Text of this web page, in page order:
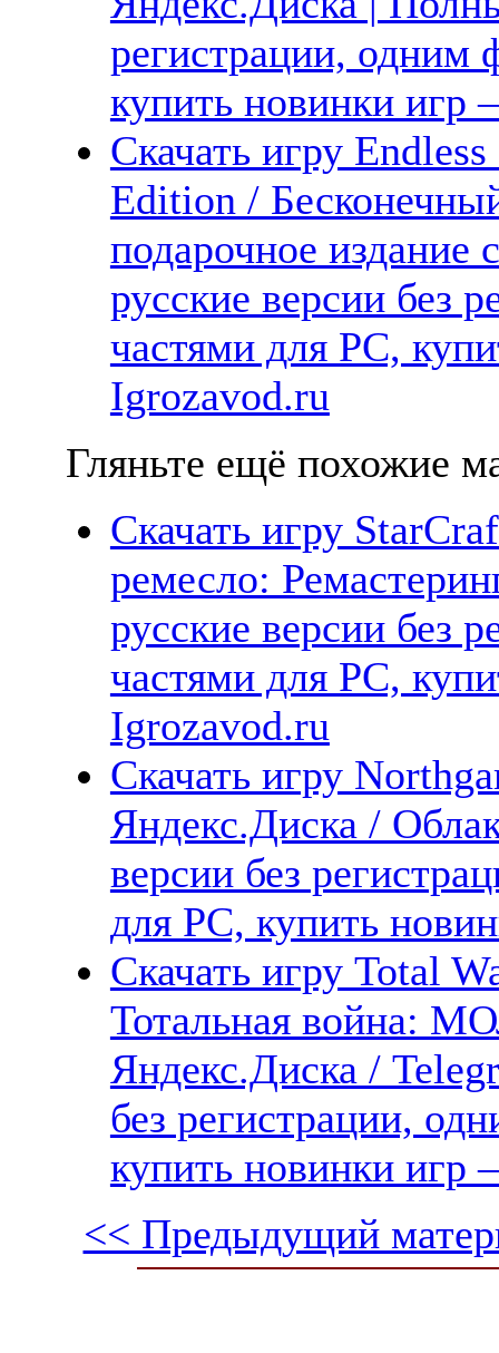
регистрации, одним
купить новинки
Скачать игру
Edition /
подарочное
русские версии без
частями для PC,
Igrozavod.ru
Гляньте ещё похожие
Скачать игру
ремесло:
русские версии без
частями для PC,
Igrozavod.ru
Скачать игру
Яндекс.Диска /
версии без
для PC, купить
Скачать игру Total
Тотальная война:
Яндекс.Диска /
без регистрации,
купить новинки
<< Предыдущий